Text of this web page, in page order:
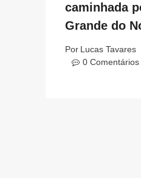
caminhada
Grande do
Por Lucas Tavares
0 Comentários